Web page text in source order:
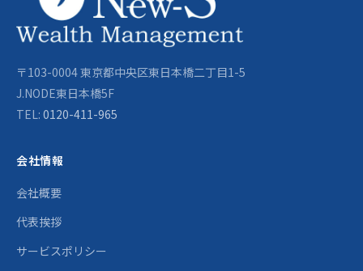
〒103-0004 東京都中央区東日本橋二丁目1-5
J.NODE東日本橋5F
TEL: 0120-411-965
会社情報
会社概要
代表挨拶
サービスポリシー